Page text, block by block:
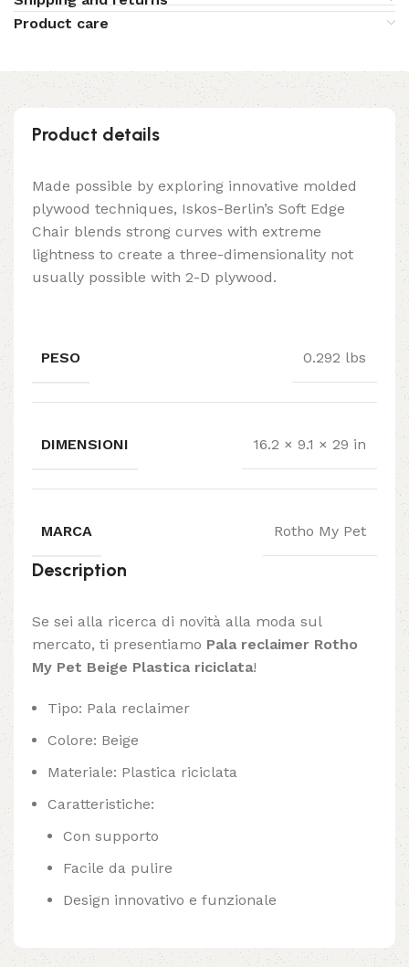
Product care
Product details
Made possible by exploring innovative molded
plywood techniques, Iskos-Berlin’s Soft Edge
Chair blends strong curves with extreme
lightness to create a three-dimensionality not
usually possible with 2-D plywood.
PESO 0.292 lbs
DIMENSIONI 16.2 × 9.1 × 29 in
MARCA Rotho My Pet
Description
Se sei alla ricerca di novità alla moda sul
mercato, ti presentiamo Pala reclaimer Rotho
My Pet Beige Plastica riciclata!
Tipo: Pala reclaimer
Colore: Beige
Materiale: Plastica riciclata
Caratteristiche:
Con supporto
Facile da pulire
Design innovativo e funzionale